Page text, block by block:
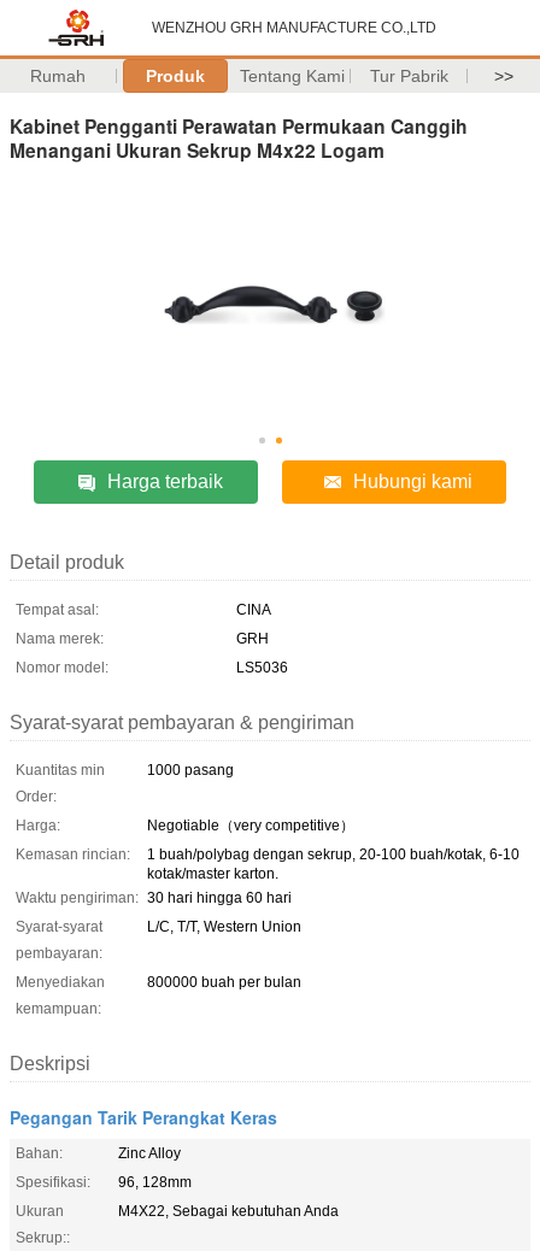
WENZHOU GRH MANUFACTURE CO.,LTD
Rumah Produk Tentang Kami Tur Pabrik >>
Kabinet Pengganti Perawatan Permukaan Canggih
Menangani Ukuran Sekrup M4x22 Logam
Harga terbaik Hubungi kami
Detail produk
Tempat asal:
CINA
Nama merek:
GRH
Nomor model:
LS5036
Syarat-syarat pembayaran & pengiriman
Kuantitas min
Order:
1000 pasang
Harga:
Negotiable（very competitive）
Kemasan rincian:
1 buah/polybag dengan sekrup, 20-100 buah/kotak, 6-10
kotak/master karton.
Waktu pengiriman: 30 hari hingga 60 hari
Syarat-syarat
pembayaran:
L/C, T/T, Western Union
Menyediakan
kemampuan:
800000 buah per bulan
Deskripsi
Pegangan Tarik Perangkat Keras
Bahan:
Zinc Alloy
Spesifikasi:
96, 128mm
Ukuran
Sekrup::
M4X22, Sebagai kebutuhan Anda